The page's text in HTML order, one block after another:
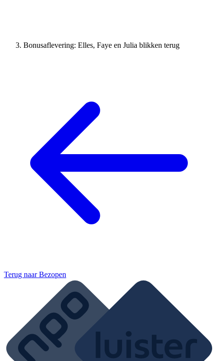
Bonusaflevering: Elles, Faye en Julia blikken terug
Terug naarBezopen